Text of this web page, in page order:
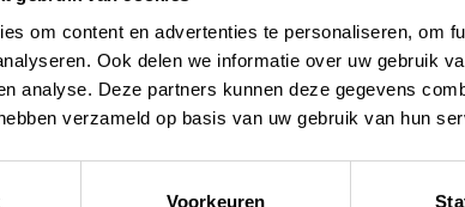
om content en advertenties te personaliseren, om
Ook delen we informatie over uw gebruik
analyse. Deze partners kunnen deze gegevens
verzameld op basis van uw gebruik van hun
Voorkeuren
maximale opbrengst
en hydro